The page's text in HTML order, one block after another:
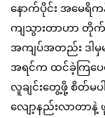
နောက်ပိုင်း အမေရိက
ကျသွားတာဟာ တိုက်
အကျပ်အတည်း ဒါ
အရင်က ထင်ခဲ့ကြပ
လူချင်းတွေ့ဖို့ စိတ်မ
လျော့နည်းလာတာနဲ့